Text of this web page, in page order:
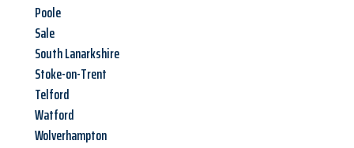
Poole
Sale
South Lanarkshire
Stoke-on-Trent
Telford
Watford
Wolverhampton